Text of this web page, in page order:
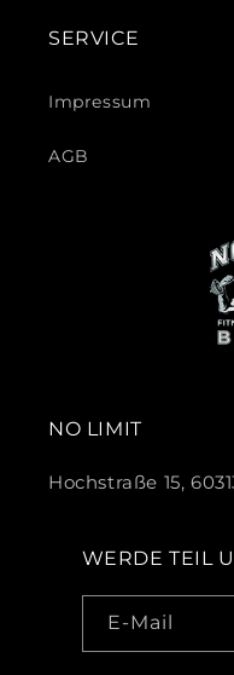
SERVICE
Impressum
AGB
NO LIMIT
Hochstraße 15,
WERDE TEIL
E-Mail